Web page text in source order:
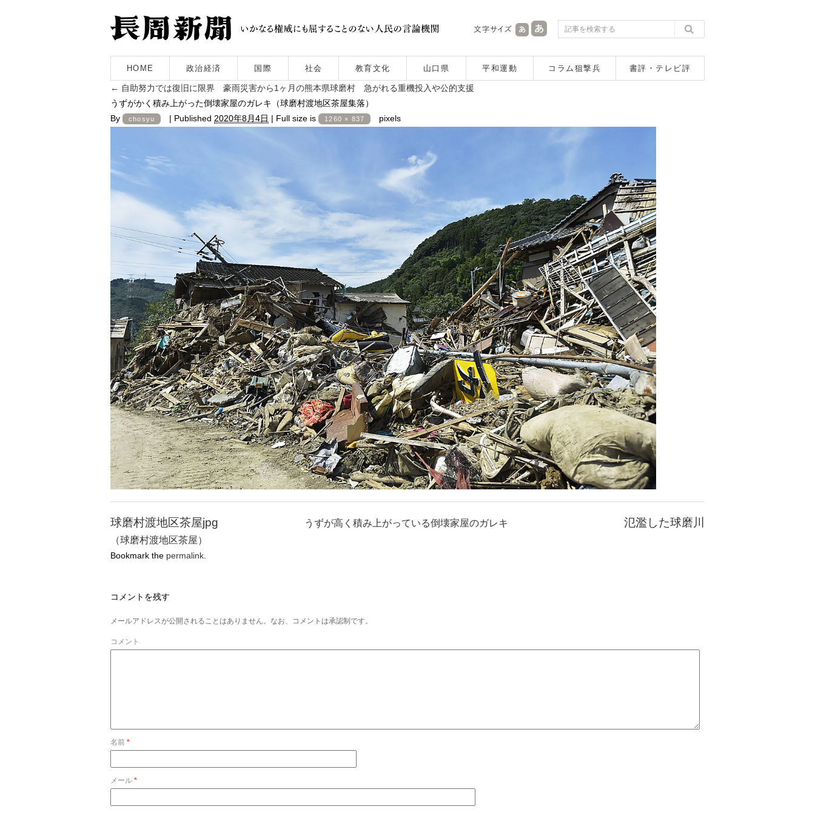
HOME 政治経済 国際 社会 教育文化 山口県 平和運動 コラム狙撃兵 書評・テレビ評
← 自助努力では復旧に限界 豪雨災害から1ヶ月の熊本県球磨村 急がれる重機投入や公的支援
うずがかく積み上がった倒壊家屋のガレキ（球磨村渡地区茶屋集落）
By
chosyu | Published 2020年8月4日 | Full size is 1260 × 837 pixels
球磨村渡地区茶屋jpg 氾濫した球磨川
うずが高く積み上がっている倒壊家屋のガレキ
（球磨村渡地区茶屋）
Bookmark the permalink
コメントを残す
メールアドレスが公開されることはありません。なお、コメントは承認制です。
コメント
名前 *
メール *